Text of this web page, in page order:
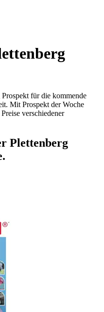
für die kommende
Mit Prospekt der Woche
verschiedener
Plettenberg